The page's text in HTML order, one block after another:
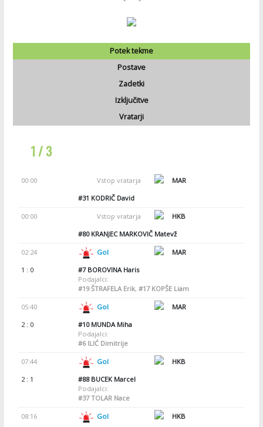
Potek tekme
Postave
Zadetki
Izključitve
Vratarji
1 / 3
00:00 Vstop vratarja
MAR
#31 KODRIČ David
00:00 Vstop vratarja
HKB
#80KRANJEC MARKOVIČ Matevž
02:24 Gol
MAR
1 : 0
#7BOROVINA Haris
Podajalci:
#19ŠTRAFELA Erik, #17KOPŠE Liam
05:40 Gol
MAR
2 : 0
#10MUNDA Miha
Podajalci:
#6ILIĆ Dimitrije
07:44 Gol
HKB
2 : 1
#88BUCEK Marcel
Podajalci:
#37TOLAR Nace
08:16 Gol
HKB